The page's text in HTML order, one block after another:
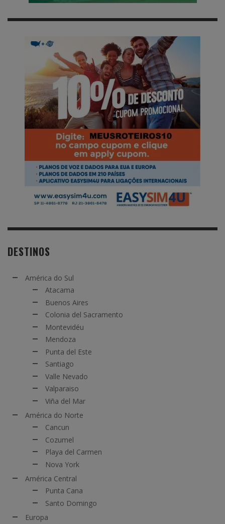
DESTINOS
América do Sul
Atacama
Buenos Aires
Colonia del Sacramento
Montevidéu
Mendoza
Punta del Este
Santiago
Valle Nevado
Valparaiso
Viña del Mar
América do Norte
Cancun
Cozumel
Playa del Carmen
Nova York
América Central
Punta Cana
Santo Domingo
Europa